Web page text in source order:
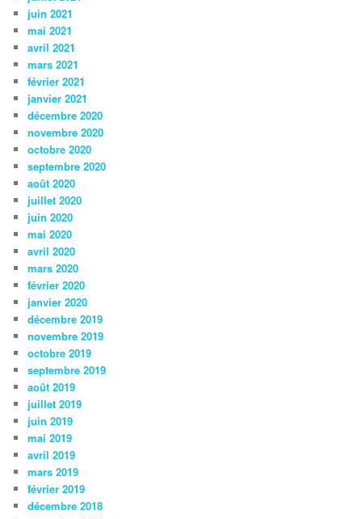
juin 2021
mai 2021
avril 2021
mars 2021
février 2021
janvier 2021
décembre 2020
novembre 2020
octobre 2020
septembre 2020
août 2020
juillet 2020
juin 2020
mai 2020
avril 2020
mars 2020
février 2020
janvier 2020
décembre 2019
novembre 2019
octobre 2019
septembre 2019
août 2019
juillet 2019
juin 2019
mai 2019
avril 2019
mars 2019
février 2019
décembre 2018